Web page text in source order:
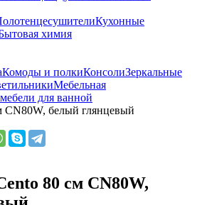
Кухонные
химия
Комоды и полкиКонсолиЗеркальные
Мебельная
для ванной
CN80W, белый глянцевый
80 см CN80W,